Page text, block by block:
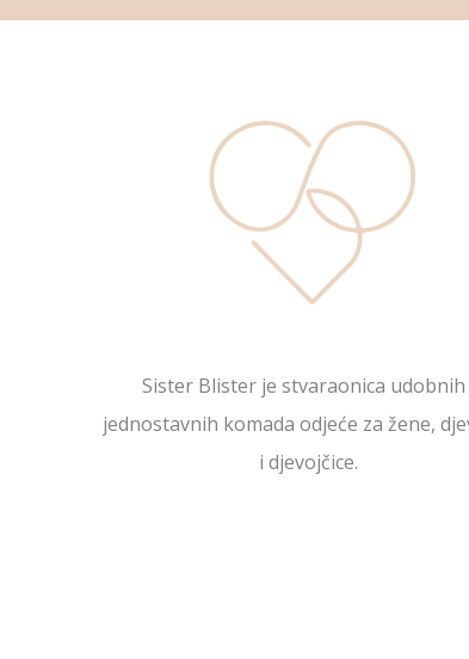
Sister Blister je stvaraonica udobnih
jednostavnih komada odjeće za žene,
i djevojčice.